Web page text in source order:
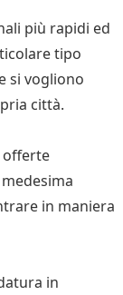
più rapidi ed
tipo
si vogliono
città.
offerte
in maniera
in